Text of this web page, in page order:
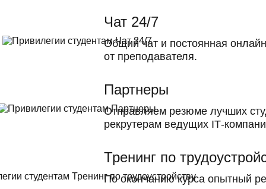
Чат 24/7
Общий чат и постоянная
от преподавателя.
Партнеры
Отправляем резюме лучших
рекрутерам ведущих ІТ-
Тренинг по
По окончанию курса опытный